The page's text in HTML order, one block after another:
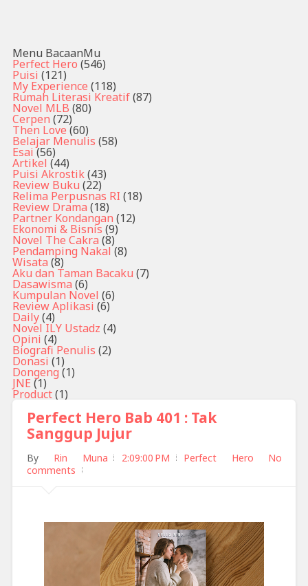
Menu BacaanMu
Perfect Hero (546)
Puisi (121)
My Experience (118)
Rumah Literasi Kreatif(87)
Novel MLB (80)
Cerpen (72)
Then Love (60)
Belajar Menulis (58)
Esai (56)
Artikel (44)
Puisi Akrostik(43)
Review Buku (22)
Relima Perpusnas RI (18)
Review Drama (18)
Partner Kondangan (12)
Ekonomi & Bisnis (9)
Novel The Cakra (8)
Pendamping Nakal (8)
Wisata (8)
Aku dan Taman Bacaku (7)
Dasawisma (6)
Kumpulan Novel (6)
Review Aplikasi (6)
Daily(4)
Novel ILY Ustadz (4)
Opini (4)
Biografi Penulis (2)
Donasi (1)
Dongeng (1)
JNE (1)
Product(1)
Perfect Hero Bab 401 : Tak
Sanggup Jujur
By Rin Muna 2:09:00 PM Perfect Hero
No
comments